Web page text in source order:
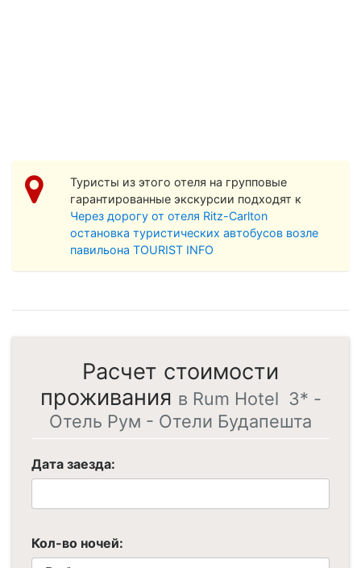
Туристы из этого отеля на групповые
гарантированные экскурсии подходят к
Через дорогу от отеля Ritz-Carlton
остановка туристических автобусов возле
павильона TOURIST INFO
Расчет стоимости
проживания в Rum Hotel 3* -
Отель Рум - Отели Будапешта
Дата заезда:
Кол-во ночей: